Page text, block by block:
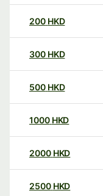
200 HKD
300 HKD
500 HKD
1000 HKD
2000 HKD
2500 HKD